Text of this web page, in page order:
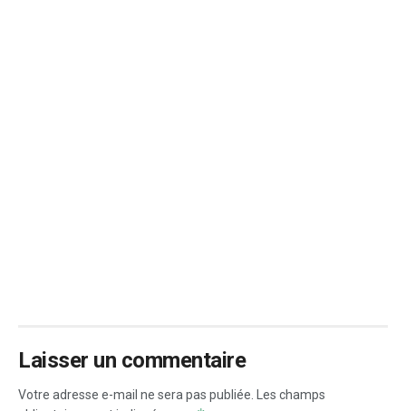
Laisser un commentaire
Votre adresse e-mail ne sera pas publiée.
Les champs